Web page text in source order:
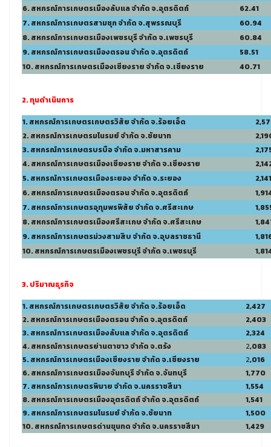
6. สหกรณ์การเกษตรเมืองลับแล จำกัด จ.อุตรดิตถ์
62.41
7. สหกรณ์การเกษตรสามชุก จำกัด จ.สุพรรณบุรี
60.94
8. สหกรณ์การเกษตรเมืองเพชรบุรี จำกัด จ.เพชรบุรี
60.84
9. สหกรณ์การเกษตรเมืองตรอน จำกัด จ.อุตรดิตถ์
58.51
10. สหกรณ์การเกษตรเมืองเชียงราย จำกัด จ.เชียงราย
40.71
2. ทุนดำเนินการ
1. สหกรณ์การเกษตรเกษตรวิสัย จำกัด จ.ร้อยเอ็ด
2. สหกรณ์การเกษตรมโนรมย์ จำกัด จ.ชัยนาท
3. สหกรณ์การเกษตรบรบือ จำกัด จ.มหาสารคาม
4. สหกรณ์การเกษตรเมืองเชียงราย จำกัด จ.เชียงราย
5. สหกรณ์การเกษตรเมืองระยอง จำกัด จ.ระยอง
2,141
6. สหกรณ์การเกษตรเมืองตรอน จำกัด จ.อุตรดิตถ์
7. สหกรณ์การเกษตรอุทุมพรพิสัย จำกัด จ.ศรีสะเกษ
8. สหกรณ์การเกษตรเมืองศรีสะเกษ จำกัด จ.ศรีสะเกษ
9. สหกรณ์การเกษตรม่วงสามสิบ จำกัด จ.อุบลราชธานี
10. สหกรณ์การเกษตรเมืองเพชรบุรี จำกัด จ.เพชรบุรี
3. ปริมาณธุรกิจ
1. สหกรณ์การเกษตรเกษตรวิสัย จำกัด จ.ร้อยเอ็ด
2,427
2. สหกรณ์การเกษตรเมืองตรอน จำกัด จ.อุตรดิตถ์
2,403
3. สหกรณ์การเกษตรเมืองลับแล จำกัด จ.อุตรดิตถ์
2,324
4. สหกรณ์การเกษตรย่านตาขาว จำกัด จ.ตรัง
2,083
5. สหกรณ์การเกษตรเมืองเชียงราย จำกัด จ.เชียงราย
2,016
6. สหกรณ์การเกษตรเมืองจันทบุรี จำกัด จ.จันทบุรี
1,770
7. สหกรณ์การเกษตรพิมาย จำกัด จ.นครราชสีมา
1,554
8. สหกรณ์การเกษตรเมืองอุตรดิตถ์ จำกัด จ.อุตรดิตถ์
1,541
9. สหกรณ์การเกษตรมโนรมย์ จำกัด จ.ชัยนาท
1,500
10. สหกรณ์การเกษตรด่านขุนทด จำกัด จ.นครราชสีมา
1,429